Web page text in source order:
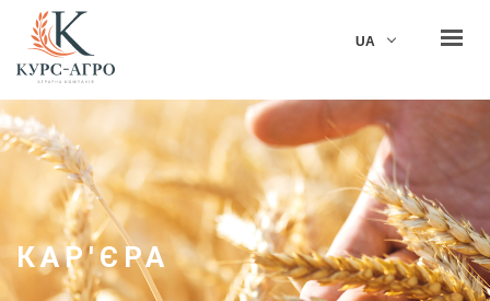
ГОЛОВНА
ПРО НАС
ДІЯЛЬНІСТЬ
ВІДПОВІДАЛЬНІСТЬ
КАР'ЄРА
НОВИНИ
UA
КАР'ЄРА